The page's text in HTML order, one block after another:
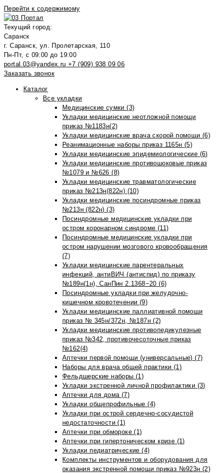
Перейти к содержимому
Текущий город:
Саранск
г. Саранск, ул. Пролетарская, 110
Пн-Пт, с 09:00 до 19:00
portal.03@yandex.ru +7 (909) 938 09 06
Заказать звонок
Каталог
Все укладки
Медицинские сумки (3)
Укладки медицинские неотложной помощи
приказ №1183н(2)
Укладки медицинские врача скорой помощи (6)
Реанимационные наборы приказ 1165н (5)
Укладки медицинские эпидемиологические (6)
Укладки медицинские противошоковые приказ
№1079 и №626 (8)
Укладки медицинские травматологические
приказ №213н(822н) (10)
Укладки медицинские посиндромные приказ
№213н (822н) (3)
Посиндромные медицинские укладки при
остром коронарном синдроме (11)
Посиндромные медицинские укладки при
остром нарушении мозгового кровообращения
(7)
Укладки медицинские парентеральных
инфекций, антиВИЧ (антиспид) по приказу
№189н(1н), СанПин 2.1368−20 (6)
Посиндромные укладки при желудочно-
кишечном кровотечении (9)
Укладки медицинские паллиативной помощи
приказ № 345н/372н, №187н (2)
Укладки медицинские противопедикулезные
приказ №342, противочесоточные приказ
№162(4)
Аптечки первой помощи (универсальные) (7)
Наборы для врача общей практики (1)
Фельдшерские наборы (1)
Укладки экстренной личной профилактики (3)
Аптечки для дома (7)
Укладки общепрофильные (4)
Укладки при острой сердечно-сосудистой
недостаточности (1)
Аптечки при обмороке (1)
Аптечки при гипертоническом кризе (1)
Укладки педиатрические (4)
Комплекты инструментов и оборудования для
оказания экстренной помощи приказ №923н (2)